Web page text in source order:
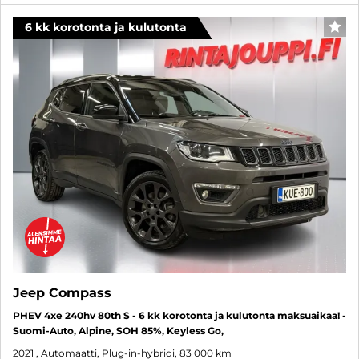
6 kk korotonta ja kulutonta
Jeep Compass
PHEV 4xe 240hv 80th S - 6 kk korotonta ja kulutonta maksuaikaa! -
Suomi-Auto, Alpine, SOH 85%, Keyless Go,
2021 , Automaatti, Plug-in-hybridi, 83 000 km